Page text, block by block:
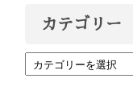
カテゴリー